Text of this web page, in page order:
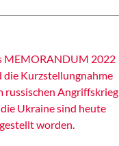
MEMORANDUM 2022
die Kurzstellungnahme
russischen Angriffskrieg
Ukraine sind heute
worden.